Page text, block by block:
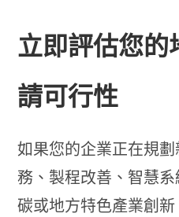
立即評估您的
請可行性
如果您的企業正在規
務、製程改善、智慧
碳或地方特色產業創